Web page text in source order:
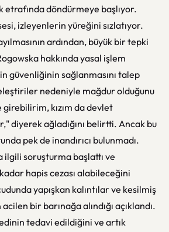
etrafında döndürmeye başlıyor.
izleyenlerin yüreğini sızlatıyor.
ardından, büyük bir tepki
hakkında yasal işlem
güvenliğinin sağlanmasını talep
nedeniyle mağdur olduğunu
kızım da devlet
diyerek ağladığını belirtti. Ancak bu
pek de inandırıcı bulunmadı.
ilgili soruşturma başlattı ve
hapis cezası alabileceğini
yapışkan kalıntılar ve kesilmiş
bir barınağa alındığı açıklandı.
tedavi edildiğini ve artık